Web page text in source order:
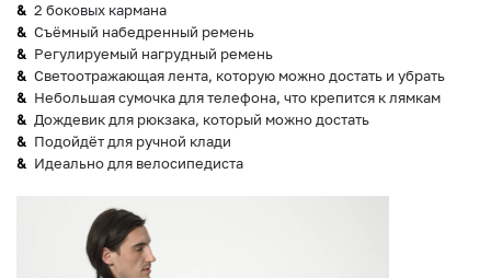
2 боковых кармана
Съёмный набедренный ремень
Регулируемый нагрудный ремень
Светоотражающая лента, которую можно достать и убрать
Небольшая сумочка для телефона, что крепится к лямкам
Дождевик для рюкзака, который можно достать
Подойдёт для ручной клади
Идеально для велосипедиста